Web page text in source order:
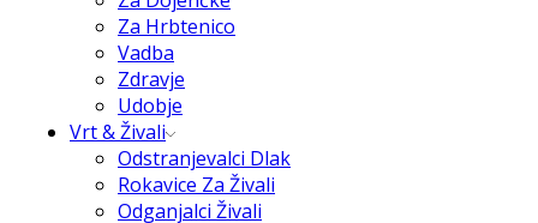
Za Hrbtenico
Vadba
Zdravje
Udobje
Vrt & Živali
Odstranjevalci Dlak
Rokavice Za Živali
Odganjalci Živali